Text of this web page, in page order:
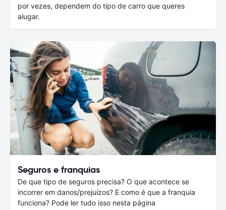
por vezes, dependem do tipo de carro que queres
alugar.
Seguros e franquias
De que tipo de seguros precisa? O que acontece se
incorrer em danos/prejuízos? E como é que a franquia
funciona? Pode ler tudo isso nesta página